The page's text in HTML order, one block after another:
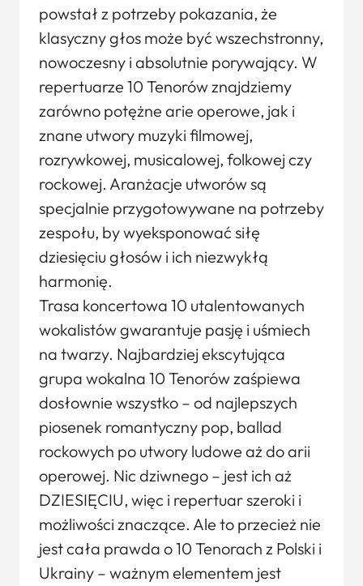
powstał z potrzeby pokazania, że
klasyczny głos może być wszechstronny,
nowoczesny i absolutnie porywający. W
repertuarze 10 Tenorów znajdziemy
zarówno potężne arie operowe, jak i
znane utwory muzyki filmowej,
rozrywkowej, musicalowej, folkowej czy
rockowej. Aranżacje utworów są
specjalnie przygotowywane na potrzeby
zespołu, by wyeksponować siłę
dziesięciu głosów i ich niezwykłą
harmonię.
Trasa koncertowa 10 utalentowanych
wokalistów gwarantuje pasję i uśmiech
na twarzy. Najbardziej ekscytująca
grupa wokalna 10 Tenorów zaśpiewa
dosłownie wszystko – od najlepszych
piosenek romantyczny pop, ballad
rockowych po utwory ludowe aż do arii
operowej. Nic dziwnego – jest ich aż
DZIESIĘCIU, więc i repertuar szeroki i
możliwości znaczące. Ale to przecież nie
jest cała prawda o 10 Tenorach z Polski i
Ukrainy – ważnym elementem jest